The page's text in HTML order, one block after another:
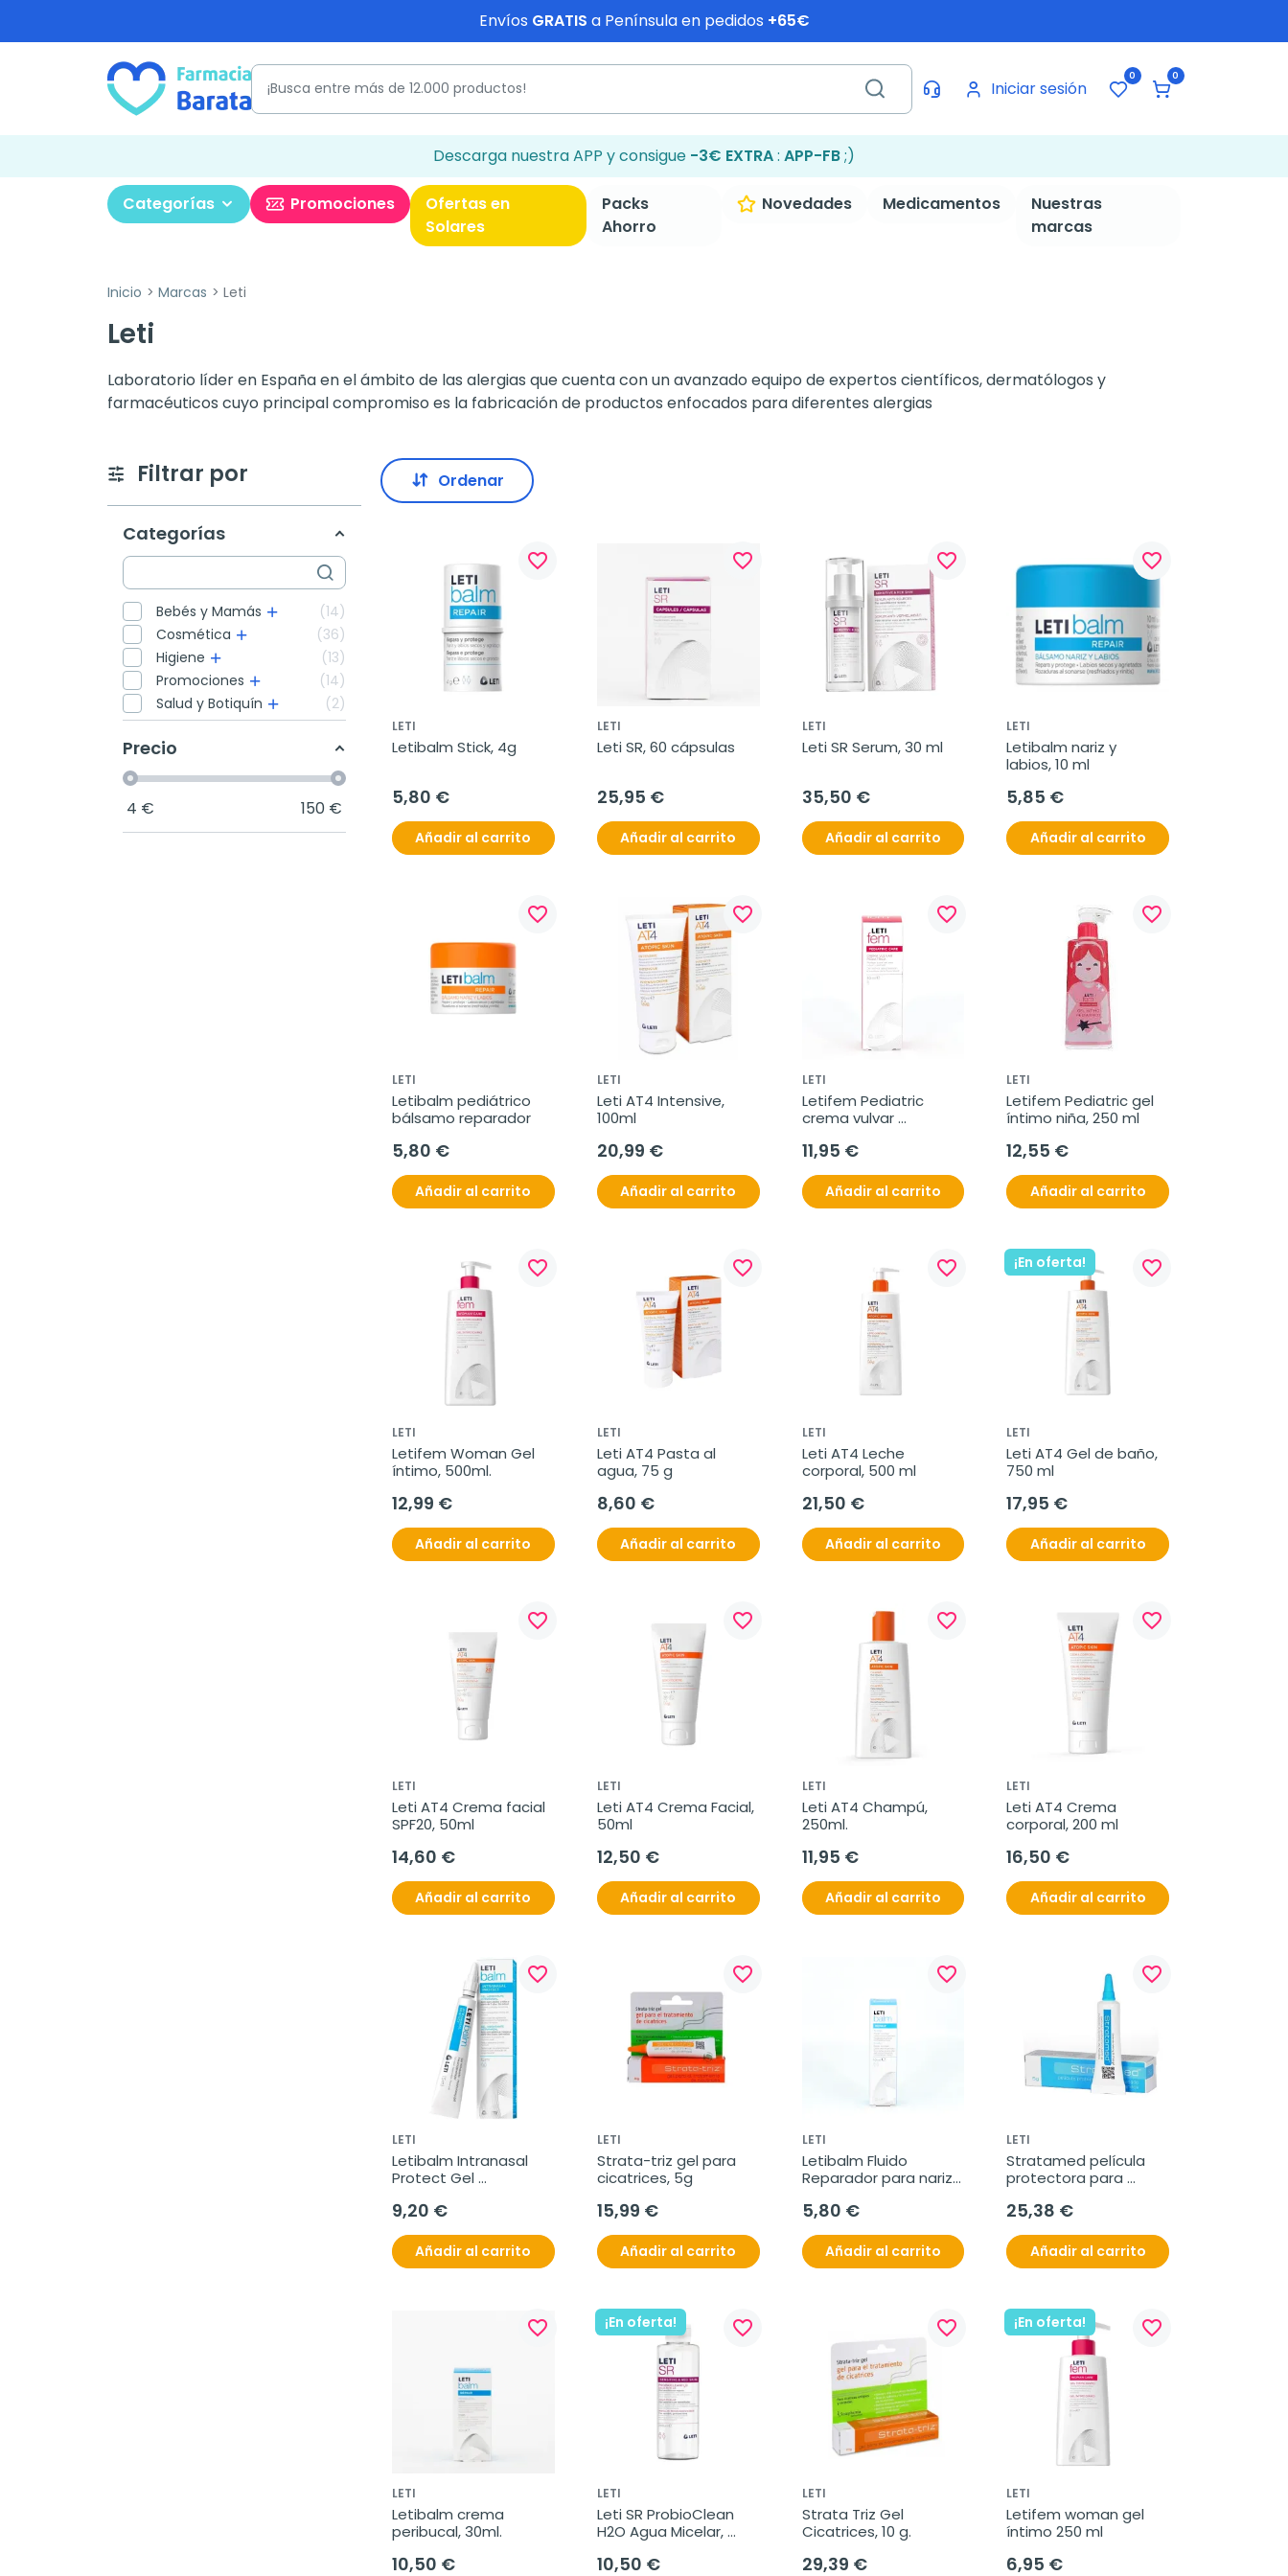
Envíos GRATIS a Península en pedidos +65€
Iniciar sesión
0 0
Descarga nuestra APP y consigue -3€ EXTRA: APP-FB;)
Categorías Promociones
Ofertas en
Solares
Packs
Ahorro
Novedades Medicamentos
Nuestras
marcas
Inicio Marcas Leti
Leti
Laboratorio líder en España en el ámbito de las alergias que cuenta con un avanzado equipo de expertos científicos, dermatólogos y
farmacéuticos cuyo principal compromiso es la fabricación de productos enfocados para diferentes alergias
Filtrar por
Categorías
Bebés y Mamás
14
Cosmética
36
Higiene
13
Promociones
14
Salud y Botiquín
2
Precio
4 € 150 €
Ordenar
favorite_border
LETI
Letibalm Stick, 4g
5,80 €
Añadir al carrito
favorite_border
LETI
Leti SR, 60 cápsulas
25,95 €
Añadir al carrito
favorite_border
LETI
Leti SR Serum, 30 ml
35,50 €
Añadir al carrito
favorite_border
LETI
Letibalm nariz y
labios, 10 ml
5,85 €
Añadir al carrito
favorite_border
LETI
Letibalm pediátrico
bálsamo reparador
5,80 €
Añadir al carrito
favorite_border
LETI
Leti AT4 Intensive,
100ml
20,99 €
Añadir al carrito
favorite_border
LETI
Letifem Pediatric
crema vulvar
11,95 €
Añadir al carrito
favorite_border
LETI
Letifem Pediatric gel
íntimo niña, 250 ml
12,55 €
Añadir al carrito
favorite_border
LETI
Letifem Woman Gel
íntimo, 500ml.
12,99 €
Añadir al carrito
favorite_border
LETI
Leti AT4 Pasta al
agua, 75 g
8,60 €
Añadir al carrito
favorite_border
LETI
Leti AT4 Leche
corporal, 500 ml
21,50 €
Añadir al carrito
¡En oferta! favorite_border
LETI
Leti AT4 Gel de baño,
750 ml
17,95 €
Añadir al carrito
favorite_border
LETI
Leti AT4 Crema facial
SPF20, 50ml
14,60 €
Añadir al carrito
favorite_border
LETI
Leti AT4 Crema Facial,
50ml
12,50 €
Añadir al carrito
favorite_border
LETI
Leti AT4 Champú,
250ml.
11,95 €
Añadir al carrito
favorite_border
LETI
Leti AT4 Crema
corporal, 200 ml
16,50 €
Añadir al carrito
favorite_border
LETI
Letibalm Intranasal
Protect Gel
9,20 €
Añadir al carrito
favorite_border
LETI
Strata-triz gel para
cicatrices, 5g
15,99 €
Añadir al carrito
favorite_border
LETI
Letibalm Fluido
Reparador para nariz
5,80 €
Añadir al carrito
favorite_border
LETI
Stratamed película
protectora para
25,38 €
Añadir al carrito
favorite_border
LETI
Letibalm crema
peribucal, 30ml.
10,50 €
¡En oferta! favorite_border
LETI
Leti SR ProbioClean
H2O Agua Micelar,
10,50 €
favorite_border
LETI
Strata Triz Gel
Cicatrices, 10 g.
29,39 €
¡En oferta! favorite_border
LETI
Letifem woman gel
íntimo 250 ml
6,95 €